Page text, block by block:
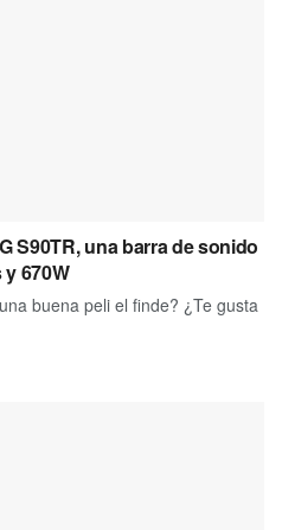
S90TR, una barra de sonido
670W
buena peli el finde? ¿Te gusta